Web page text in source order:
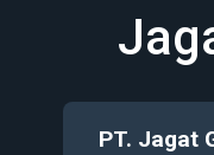
PT. Jagat